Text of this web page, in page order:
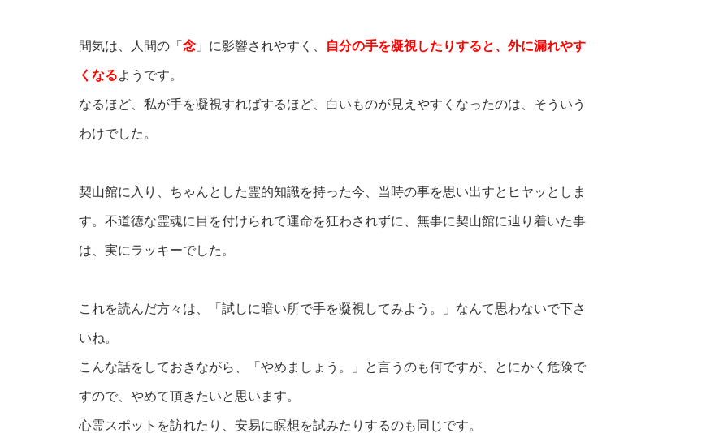
間気は、人間の「 念 」に影響されやすく、 自分の手を凝視したりすると、外に漏れやす
くなるようです。
なるほど、私が手を凝視すればするほど、白いものが見えやすくなったのは、そういう
わけでした。
契山館に入り、ちゃんとした霊的知識を持った今、当時の事を思い出すとヒヤッとしま
す。不道徳な霊魂に目を付けられて運命を狂わされずに、無事に契山館に辿り着いた事
は、実にラッキーでした。
これを読んだ方々は、「試しに暗い所で手を凝視してみよう。」なんて思わないで下さ
いね。
こんな話をしておきながら、「やめましょう。」と言うのも何ですが、とにかく危険で
すので、やめて頂きたいと思います。
心霊スポットを訪れたり、安易に瞑想を試みたりするのも同じです。